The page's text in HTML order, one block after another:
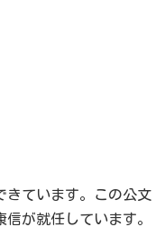
きています。この公文
が就任しています。